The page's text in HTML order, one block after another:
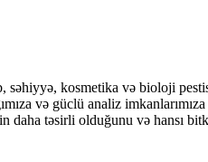
kosmetika və bioloji
və güclü analiz
təsirli olduğunu və hansı